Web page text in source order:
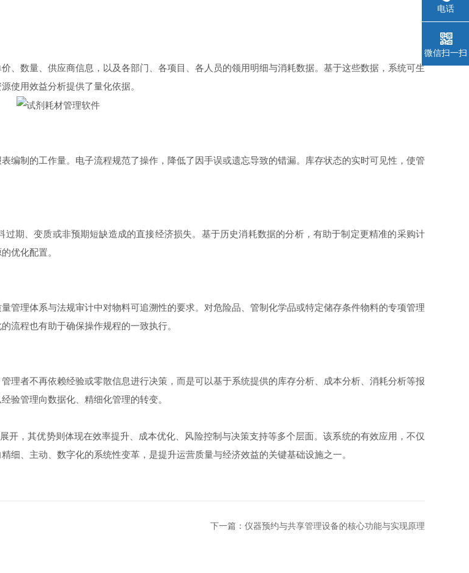
数量、供应商信息，以及各部门、各项目、各人员的领用明细与消耗数据。基于这些数据，系统可生
使用效益分析提供了量化依据。
制的工作量。电子流程规范了操作，降低了因手误或遗忘导致的错漏。库存状态的实时可见性，使管
、变质或非预期短缺造成的直接经济损失。基于历史消耗数据的分析，有助于制定更精准的采购计
优化配置。
理体系与法规审计中对物料可追溯性的要求。对危险品、管制化学品或特定储存条件物料的专项管理
流程也有助于确保操作规程的一致执行。
者不再依赖经验或零散信息进行决策，而是可以基于系统提供的库存分析、成本分析、消耗分析等报
验管理向数据化、精细化管理的转变。
开，其优势则体现在效率提升、成本优化、风险控制与决策支持等多个层面。该系统的有效应用，不仅
、主动、数字化的系统性变革，是提升运营质量与经济效益的关键基础设施之一。
下一篇： 仪器预约与共享管理设备的核心功能与实现原理
电话
微信扫一扫